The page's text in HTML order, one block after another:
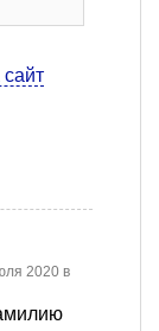
2020 в